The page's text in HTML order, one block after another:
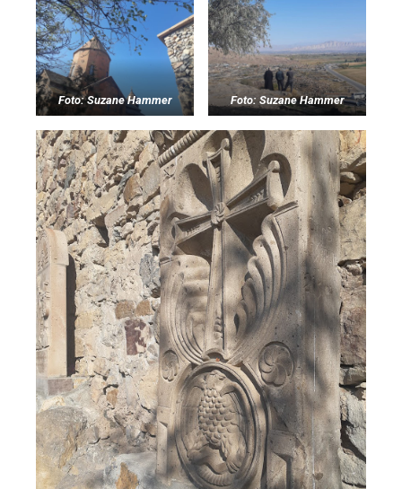
Foto: Suzane Hammer Foto: Suzane Hammer